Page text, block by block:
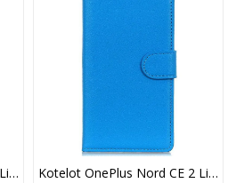
5G Kaksisävyinen
Kotelot OnePlus Nord CE 2 Lite